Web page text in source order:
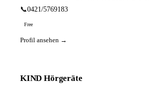
📞0421/5769183
Free
Profil ansehen →
KIND Hörgeräte